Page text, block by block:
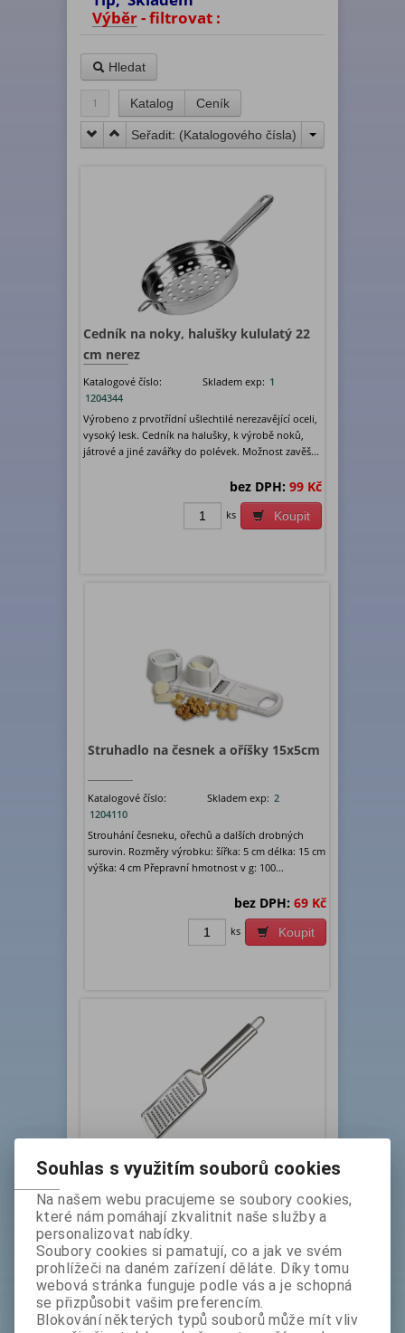
Výběr - filtrovat :
Hledat
1 Katalog Ceník
Seřadit: (Katalogového čísla)
Cedník na noky, halušky kululatý 22
cm nerez
Katalogové číslo:
1204344
Skladem exp: 1
Výrobeno z prvotřídní ušlechtilé nerezavějící oceli,
vysoký lesk. Cedník na halušky, k výrobě noků,
játrové a jiné zavářky do polévek. Možnost zavěš...
bez DPH: 99 Kč
Koupit
ks
Struhadlo na česnek a oříšky 15x5cm
Katalogové číslo:
1204110
Skladem exp: 2
Strouhání česneku, ořechů a dalších drobných
surovin. Rozměry výrobku: šířka: 5 cm délka: 15 cm
výška: 4 cm Přepravní hmotnost v g: 100...
bez DPH: 69 Kč
Koupit
ks
Struhadlo nerez ploché 24 cm AZORA
Katalogové číslo:
1204062
Skladem exp: 1
Prvotřídní kuchyňské nářadí pro každodenní
využití. Vyrobeno z prvotřídní nerezavějící oceli.
Rozměry v cm: výška 24 šířka 5,5. Za technické
paramet...
bez DPH: 79 Kč
Souhlas s využitím souborů cookies
Na našem webu pracujeme se soubory cookies,
které nám pomáhají zkvalitnit naše služby a
personalizovat nabídky.
Soubory cookies si pamatují, co a jak ve svém
prohlížeči na daném zařízení děláte. Díky tomu
webová stránka funguje podle vás a je schopná
se přizpůsobit vašim preferencím.
Blokování některých typů souborů může mít vliv